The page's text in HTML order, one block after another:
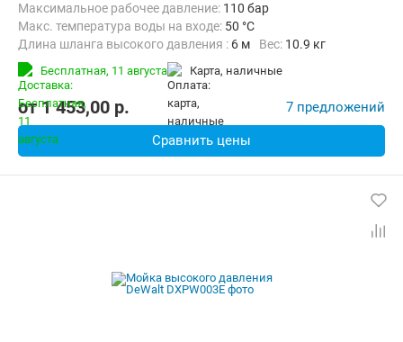
Максимальное рабочее давление: 110 бар
Макс. температура воды на входе: 50 °C
Длина шланга высокого давления : 6 м Вес: 10.9 кг
Бесплатная, 11 августа карта, наличные
от1 453,00 p. 7 предложений
Сравнить цены